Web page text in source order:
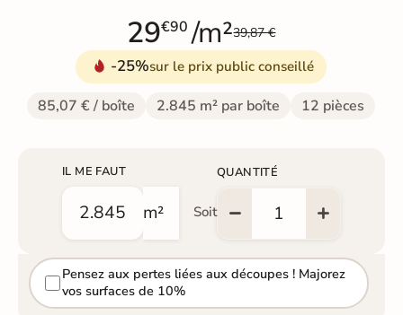
29€90 /m²39,87 €
-25%sur le prix public conseillé
85,07 € / boîte 2.845 m² par boîte 12 pièces
IL ME FAUT
m² Soit
QUANTITÉ
Pensez aux pertes liées aux découpes ! Majorez
vos surfaces de 10%